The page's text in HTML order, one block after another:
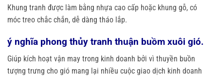
Khung tranh được làm bằng nhựa cao cấp hoặc khung gỗ, có
móc treo chắc chắn, dễ dàng tháo lắp.
ý nghĩa phong thủy tranh thuận buồm xuôi gió.
Giúp kích hoạt vận may trong kinh doanh bởi vì thuyền buồn
tượng trưng cho gió mang lại nhiều cuộc giao dịch kinh doanh